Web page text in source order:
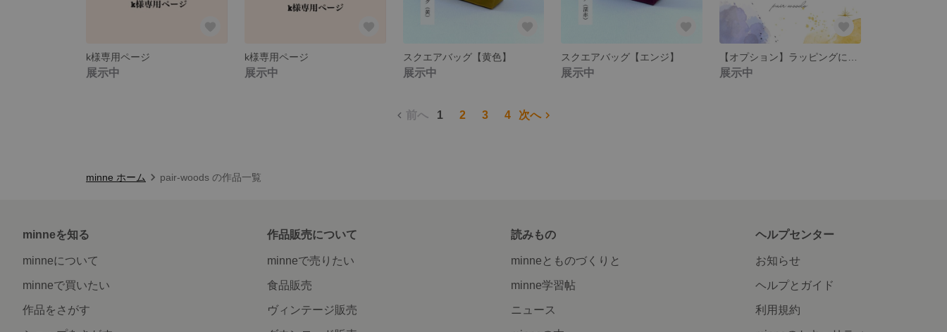
k様専用ページ
展示中
k様専用ページ
展示中
スクエアバッグ【黄色】
展示中
スクエアバッグ【エンジ】
展示中 展示中
前へ 1 2 3 4 次へ
minne ホーム pair-woods の作品一覧
minneを知る
minneについて
minneで買いたい
作品をさがす
作品販売について
minneで売りたい
食品販売
ヴィンテージ販売
読みもの
minneとものづくりと
minne学習帖
ニュース
ヘルプセンター
お知らせ
ヘルプとガイド
利用規約